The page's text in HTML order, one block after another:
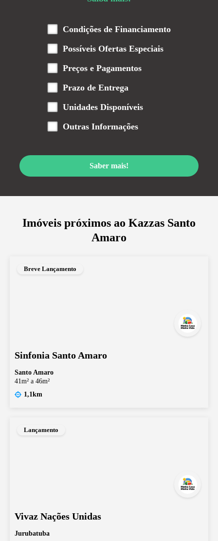
Condições de Financiamento
Possíveis Ofertas Especiais
Preços e Pagamentos
Prazo de Entrega
Unidades Disponíveis
Outras Informações
Saber mais!
Imóveis próximos ao Kazzas Santo
Amaro
Breve Lançamento
Sinfonia Santo Amaro
Santo Amaro
41m² a 46m²
1,1km
Lançamento
Vivaz Nações Unidas
Jurubatuba